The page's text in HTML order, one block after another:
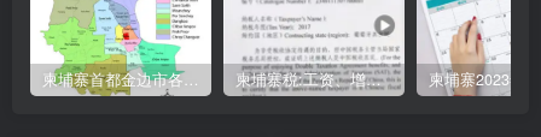
柬埔寨首都金边市各区与分区名称分布 柬埔寨税:工资、增值、预扣、利润、专利、产业、注册税